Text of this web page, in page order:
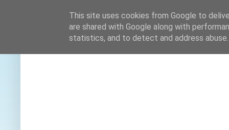
This site uses cookies from Google to
are shared with Google along with
statistics, and to detect and address abuse.